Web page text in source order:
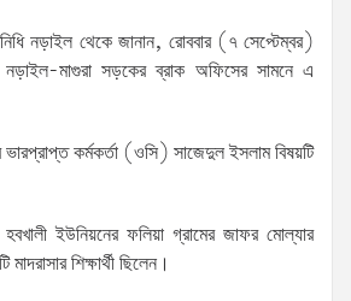
নড়াইল থেকে জানান, রোববার (৭ সেপ্টেম্বর)
মাগুরা সড়কের ব্রাক অফিসের সামনে এ
কর্মকর্তা (ওসি) সাজেদুল ইসলাম বিষয়টি
ইউনিয়নের ফলিয়া গ্রামের জাফর মোল্যার
শিক্ষার্থী ছিলেন।